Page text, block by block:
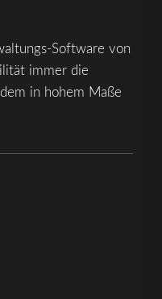
zu
Software von
immer die
in hohem Maße